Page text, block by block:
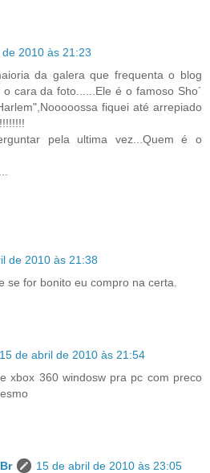
2010 às 21:23
da galera que frequenta o blog
cara da foto......Ele é o famoso Sho´
fiquei até arrepiado
pela ultima vez...Quem é o
de 2010 às 21:38
se for bonito eu compro na certa.
15 de abril de 2010 às 21:54
xbox 360 windosw pra pc com preco
15 de abril de 2010 às 23:05